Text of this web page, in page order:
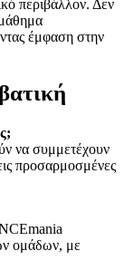
περιβάλλον. Δεν
έμφαση στην
να συμμετέχουν
προσαρμοσμένες
ομάδων, με